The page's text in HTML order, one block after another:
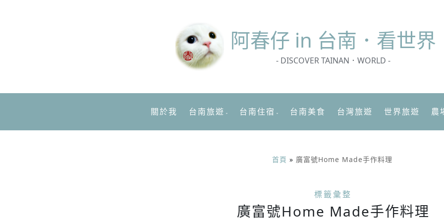
阿春仔 in 台南．看世界
- DISCOVER TAINAN．WORLD -
關於我 台南旅遊 台南住宿 台南美食 台灣旅遊 世界旅遊 農
首頁 » 廣富號Home Made手作料理
標籤彙整
廣富號Home Made手作料理